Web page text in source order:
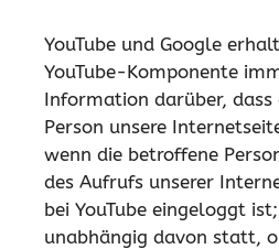
YouTube und Google
YouTube-Komponente
Information darüber, dass
Person unsere
wenn die betroffene
des Aufrufs unserer
bei YouTube eingeloggt
unabhängig davon statt,